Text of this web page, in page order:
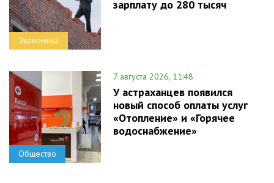
Экономика
зарплату до 280 тысяч
Общество
7 августа 2026, 11:48
У астраханцев появился
новый способ оплаты услуг
«Отопление» и «Горячее
водоснабжение»